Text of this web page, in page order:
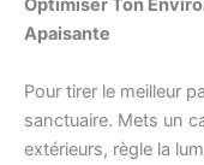
Optimiser Ton
Apaisante
Pour tirer le meilleur
sanctuaire. Mets un
extérieurs, règle la